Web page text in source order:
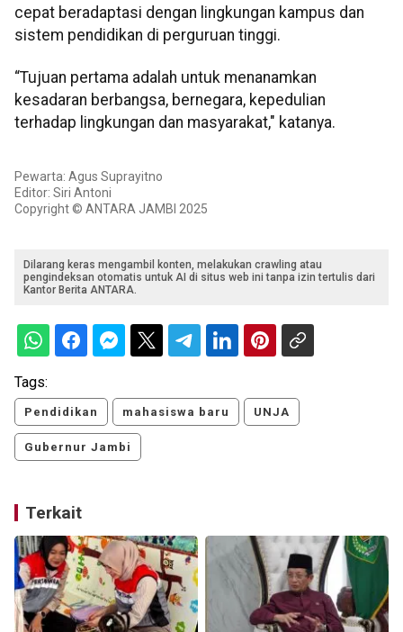
cepat beradaptasi dengan lingkungan kampus dan
sistem pendidikan di perguruan tinggi.
“Tujuan pertama adalah untuk menanamkan
kesadaran berbangsa, bernegara, kepedulian
terhadap lingkungan dan masyarakat," katanya.
Pewarta: Agus Suprayitno
Editor: Siri Antoni
Copyright © ANTARA JAMBI 2025
Dilarang keras mengambil konten, melakukan crawling atau
pengindeksan otomatis untuk AI di situs web ini tanpa izin tertulis dari
Kantor Berita ANTARA.
Tags:
Pendidikan mahasiswa baru UNJA
Gubernur Jambi
Terkait